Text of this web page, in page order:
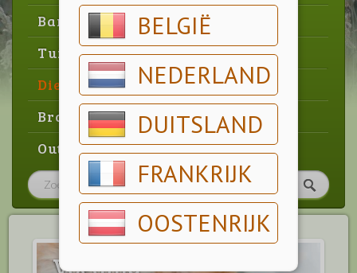
BELGIË
NEDERLAND
DUITSLAND
FRANKRIJK
OOSTENRIJK
Barbecue
Tuin
Dier
Brood & gebak
Outlet
Voeding